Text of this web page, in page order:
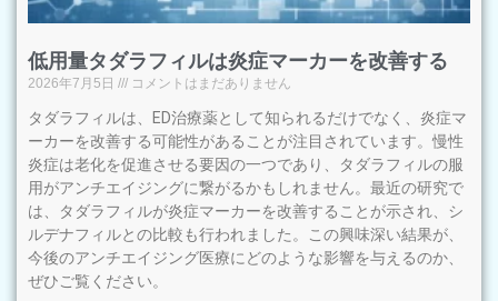
低用量タダラフィルは炎症マーカーを改善する
2026年7月5日 コメントはまだありません
タダラフィルは、ED治療薬として知られるだけでなく、炎症マ
ーカーを改善する可能性があることが注目されています。慢性
炎症は老化を促進させる要因の一つであり、タダラフィルの服
用がアンチエイジングに繋がるかもしれません。最近の研究で
は、タダラフィルが炎症マーカーを改善することが示され、シ
ルデナフィルとの比較も行われました。この興味深い結果が、
今後のアンチエイジング医療にどのような影響を与えるのか、
ぜひご覧ください。